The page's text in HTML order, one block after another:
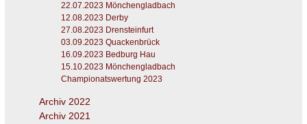
22.07.2023 Mönchengladbach
12.08.2023 Derby
27.08.2023 Drensteinfurt
03.09.2023 Quackenbrück
16.09.2023 Bedburg Hau
15.10.2023 Mönchengladbach
Championatswertung 2023
Archiv 2022
Archiv 2021